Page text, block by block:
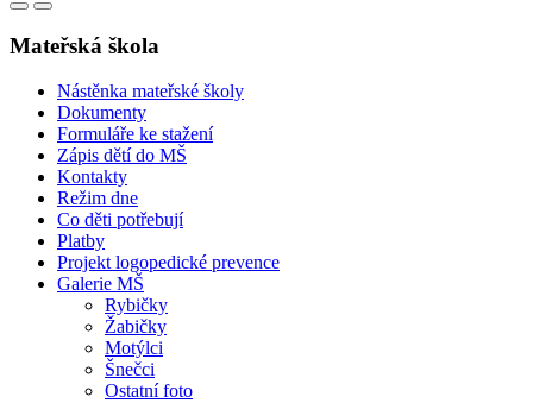
Mateřská škola
Nástěnka mateřské školy
Dokumenty
Formuláře ke stažení
Zápis dětí do MŠ
Kontakty
Režim dne
Co děti potřebují
Platby
Projekt logopedické prevence
Galerie MŠ
Rybičky
Žabičky
Motýlci
Šnečci
Ostatní foto